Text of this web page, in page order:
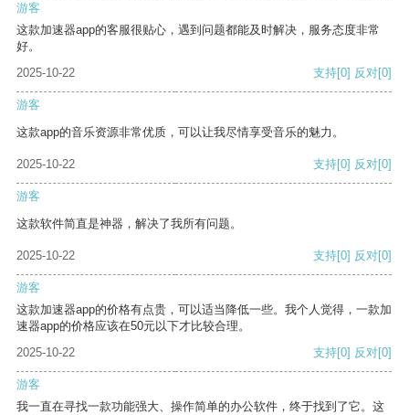
游客
这款加速器app的客服很贴心，遇到问题都能及时解决，服务态度非常
好。
2025-10-22
支持[0] 反对[0]
游客
这款app的音乐资源非常优质，可以让我尽情享受音乐的魅力。
2025-10-22 支持[0] 反对[0]
游客
这款软件简直是神器，解决了我所有问题。
2025-10-22 支持[0] 反对[0]
游客
这款加速器app的价格有点贵，可以适当降低一些。我个人觉得，一款加
速器app的价格应该在50元以下才比较合理。
2025-10-22
支持[0] 反对[0]
游客
我一直在寻找一款功能强大、操作简单的办公软件，终于找到了它。这